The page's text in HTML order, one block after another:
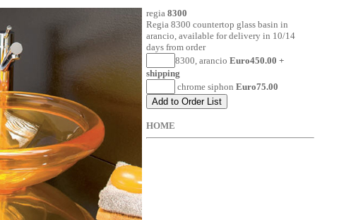
regia 8300
Regia 8300 countertop glass basin in
arancio, available for delivery in 10/14
days from order
8300, arancio Euro450.00 +
shipping
chrome siphon Euro75.00
HOME